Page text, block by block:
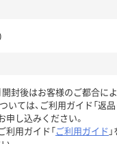
開封後はお客様のご都合に
いては、ご利用ガイド「返
申し込みください。
利用ガイド「ご利用ガイド